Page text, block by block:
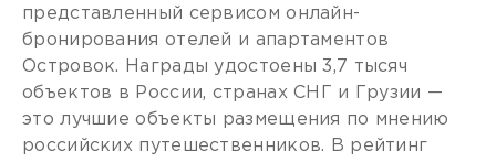
представленный сервисом онлайн-
бронирования отелей и апартаментов
Островок. Награды удостоены 3,7 тысяч
объектов в России, странах СНГ и Грузии —
это лучшие объекты размещения по мнению
российских путешественников. В рейтинг